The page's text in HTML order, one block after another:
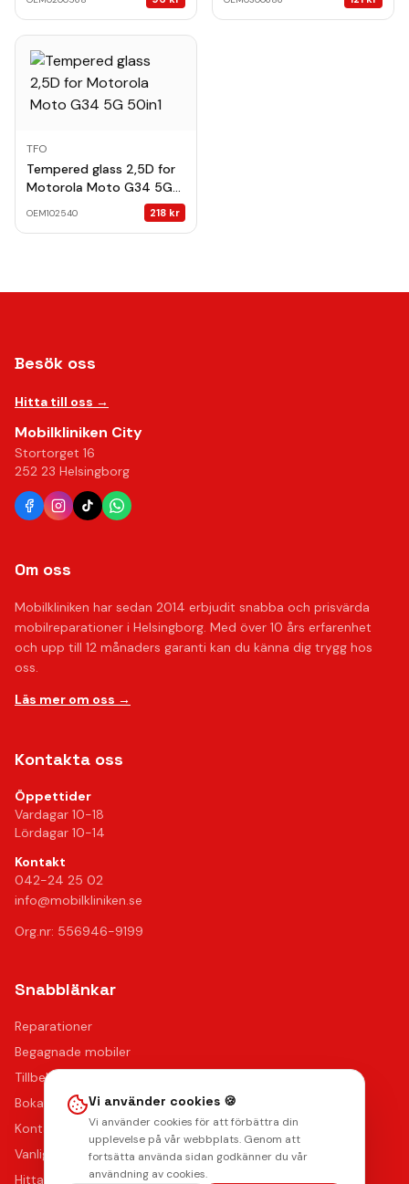
TFO
Tempered glass 2,5D for
Motorola Moto G34 5G
OEM102540 218 kr
Besök oss
Hitta till oss →
Mobilkliniken City
Stortorget 16
252 23 Helsingborg
Om oss
Mobilkliniken har sedan 2014 erbjudit snabba och prisvärda
mobilreparationer i Helsingborg. Med över 10 års erfarenhet
och upp till 12 månaders garanti kan du känna dig trygg hos
oss.
Läs mer om oss →
Kontakta oss
Öppettider
Vardagar 10-18
Lördagar 10-14
Kontakt
042-24 25 02
info@mobilkliniken.se
Org.nr: 556946-9199
Snabblänkar
Reparationer
Begagnade mobiler
Tillbehör
Boka reparation
Kontakta oss
Vanliga frågor
Hitta oss
Vi använder cookies 🍪
Vi använder cookies för att förbättra din
upplevelse på vår webbplats. Genom att
fortsätta använda sidan godkänner du vår
användning av cookies.